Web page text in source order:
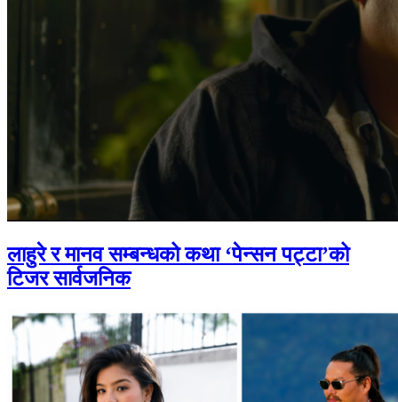
लाहुरे र मानव सम्बन्धको कथा ‘पेन्सन पट्टा’को
टिजर सार्वजनिक